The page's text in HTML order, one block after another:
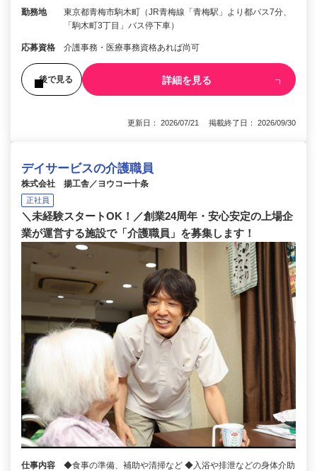
勤務地
東京都青梅市駒木町（JR青梅線「青梅駅」より都バス7分、
「駒木町3丁目」バス停下車）
応募資格 介護事務・医療事務資格あれば尚可
後で見る 詳細を見る
更新日： 2026/07/21 掲載終了日： 2026/09/30
デイサービスの介護職員
株式会社 揚工舎／ヨウコー十条
正社員
＼未経験スタートOK！／創業24周年・安心安定の上場企
業が運営する施設で「介護職員」を募集します！
仕事内容
◆食事の準備、補助や清掃など ◆入浴や排泄などの身体介助